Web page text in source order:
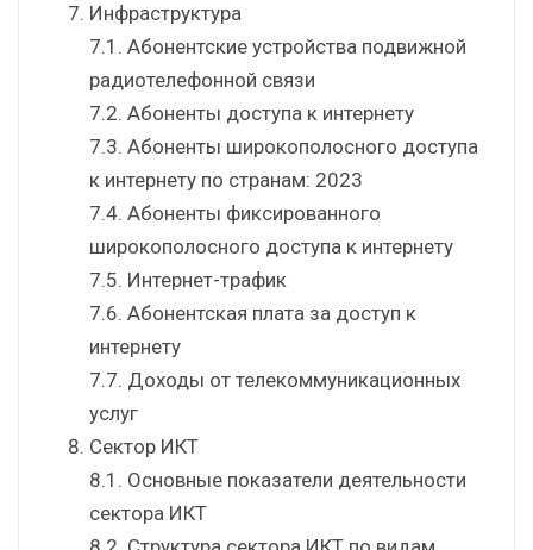
Инфраструктура
7.1. Абонентские устройства подвижной
радиотелефонной связи
7.2. Абоненты доступа к интернету
7.3. Абоненты широкополосного доступа
к интернету по странам: 2023
7.4. Абоненты фиксированного
широкополосного доступа к интернету
7.5. Интернет-трафик
7.6. Абонентская плата за доступ к
интернету
7.7. Доходы от телекоммуникационных
услуг
Сектор ИКТ
8.1. Основные показатели деятельности
сектора ИКТ